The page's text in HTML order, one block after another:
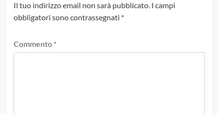
Il tuo indirizzo email non sarà pubblicato. I campi
obbligatori sono contrassegnati *
Commento *